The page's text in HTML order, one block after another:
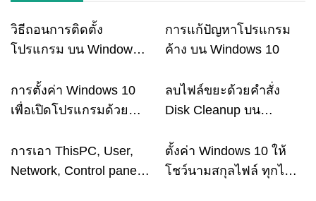
วิธีถอนการติดตั้ง
โปรแกรม บน Windows
Computer
การแก้ปัญหาโปรแกรม
ค้าง บน Windows 10
Computer
การตั้งค่า Windows 10
เพื่อเปิดโปรแกรมด้วย
Computer
ลบไฟล์ขยะด้วยคำสั่ง
Disk Cleanup บน
Computer
การเอา ThisPC, User,
Network, Control panel
Computer
ตั้งค่า Windows 10 ให้
โชว์นามสกุลไฟล์ ทุกไฟล์